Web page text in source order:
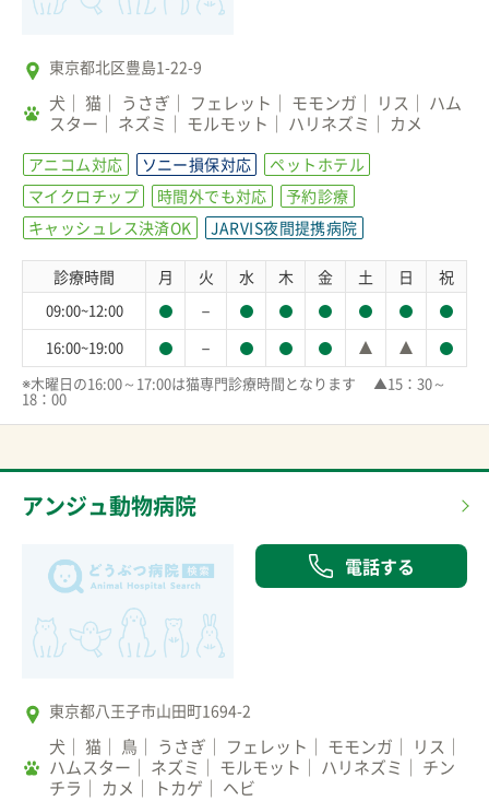
東京都北区豊島1-22-9
犬 猫 うさぎ フェレット モモンガ リス
ハム
スター
ネズミ モルモット ハリネズミ カメ
アニコム対応 ソニー損保対応
ペットホテル
マイクロチップ
時間外でも対応
予約診療
キャッシュレス決済OK
JARVIS夜間提携病院
診療時間 月 火 水 木 金 土 日 祝
09:00~12:00 －
16:00~19:00 －
※木曜日の16:00～17:00は猫専門診療時間となります 　▲15：30～
18：00
アンジュ動物病院
電話する
東京都八王子市山田町1694-2
犬 猫 鳥 うさぎ フェレット モモンガ
リス
ハムスター
ネズミ モルモット ハリネズミ
チン
チラ
カメ トカゲ ヘビ